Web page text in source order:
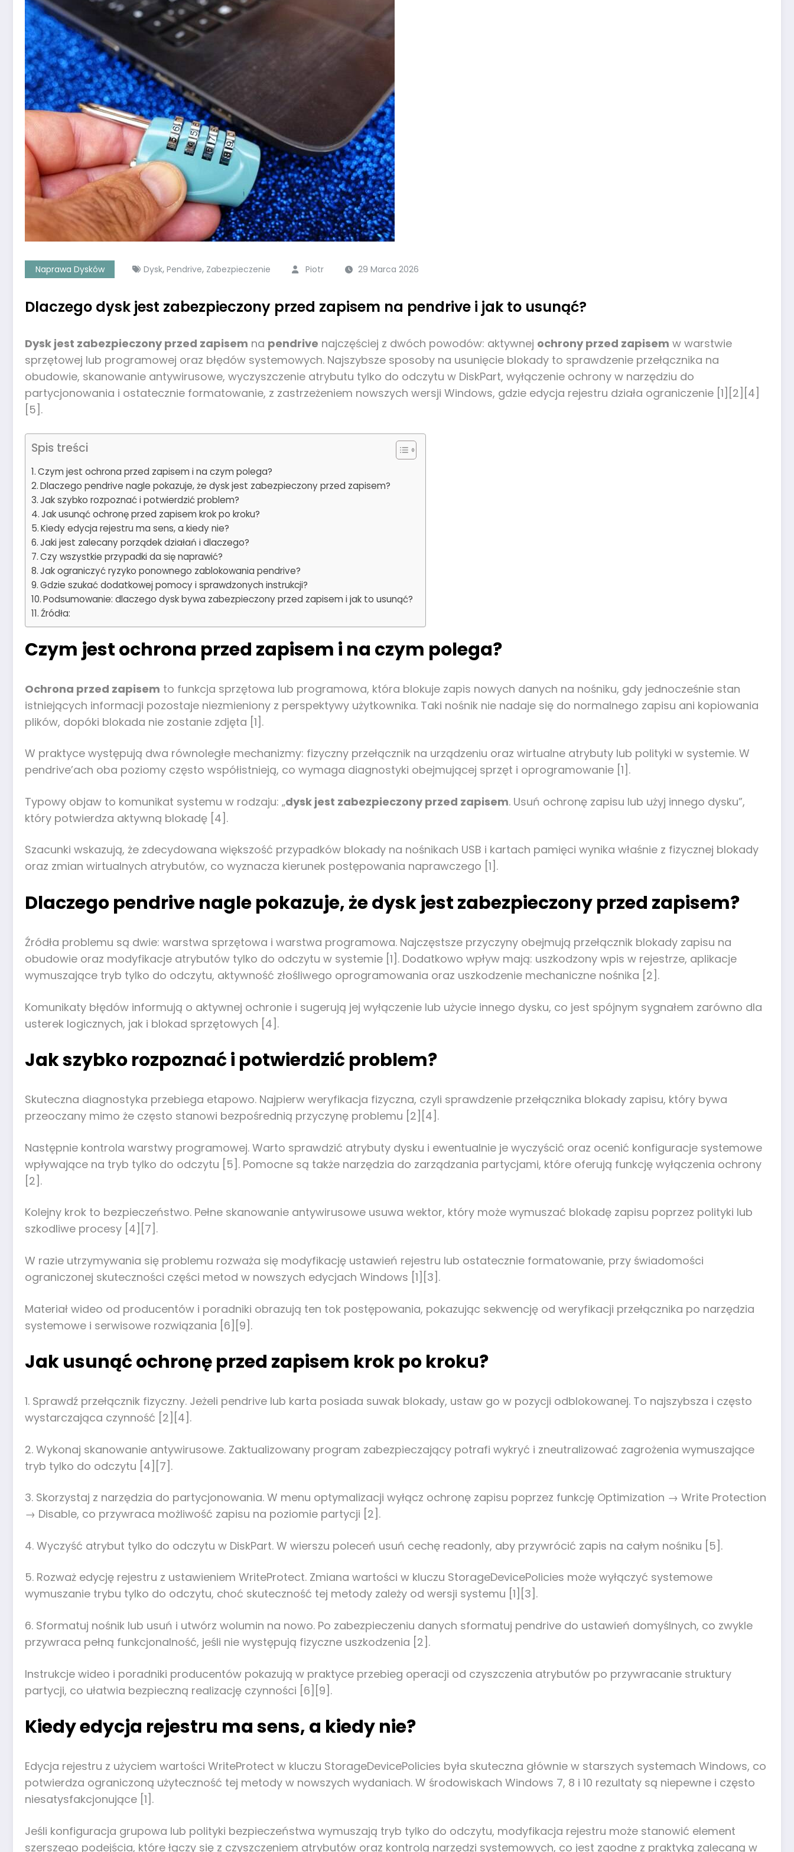
Naprawa Dysków Dysk, Pendrive, Zabezpieczenie Piotr 29 Marca 2026
Dlaczego dysk jest zabezpieczony przed zapisem na pendrive i jak to usunąć?
Dysk jest zabezpieczony przed zapisem na pendrive najczęściej z dwóch powodów: aktywnej ochrony przed zapisem w warstwie
sprzętowej lub programowej oraz błędów systemowych. Najszybsze sposoby na usunięcie blokady to sprawdzenie przełącznika na
obudowie, skanowanie antywirusowe, wyczyszczenie atrybutu tylko do odczytu w DiskPart, wyłączenie ochrony w narzędziu do
partycjonowania i ostatecznie formatowanie, z zastrzeżeniem nowszych wersji Windows, gdzie edycja rejestru działa ograniczenie [1][2][4]
[5].
Spis treści
Czym jest ochrona przed zapisem i na czym polega?
Dlaczego pendrive nagle pokazuje, że dysk jest zabezpieczony przed zapisem?
Jak szybko rozpoznać i potwierdzić problem?
Jak usunąć ochronę przed zapisem krok po kroku?
Kiedy edycja rejestru ma sens, a kiedy nie?
Jaki jest zalecany porządek działań i dlaczego?
Czy wszystkie przypadki da się naprawić?
Jak ograniczyć ryzyko ponownego zablokowania pendrive?
Gdzie szukać dodatkowej pomocy i sprawdzonych instrukcji?
Podsumowanie: dlaczego dysk bywa zabezpieczony przed zapisem i jak to usunąć?
Źródła:
Czym jest ochrona przed zapisem i na czym polega?
Ochrona przed zapisem to funkcja sprzętowa lub programowa, która blokuje zapis nowych danych na nośniku, gdy jednocześnie stan
istniejących informacji pozostaje niezmieniony z perspektywy użytkownika. Taki nośnik nie nadaje się do normalnego zapisu ani kopiowania
plików, dopóki blokada nie zostanie zdjęta [1].
W praktyce występują dwa równoległe mechanizmy: fizyczny przełącznik na urządzeniu oraz wirtualne atrybuty lub polityki w systemie. W
pendrive’ach oba poziomy często współistnieją, co wymaga diagnostyki obejmującej sprzęt i oprogramowanie [1].
Typowy objaw to komunikat systemu w rodzaju: „dysk jest zabezpieczony przed zapisem. Usuń ochronę zapisu lub użyj innego dysku”,
który potwierdza aktywną blokadę [4].
Szacunki wskazują, że zdecydowana większość przypadków blokady na nośnikach USB i kartach pamięci wynika właśnie z fizycznej blokady
oraz zmian wirtualnych atrybutów, co wyznacza kierunek postępowania naprawczego [1].
Dlaczego pendrive nagle pokazuje, że dysk jest zabezpieczony przed zapisem?
Źródła problemu są dwie: warstwa sprzętowa i warstwa programowa. Najczęstsze przyczyny obejmują przełącznik blokady zapisu na
obudowie oraz modyfikacje atrybutów tylko do odczytu w systemie [1]. Dodatkowo wpływ mają: uszkodzony wpis w rejestrze, aplikacje
wymuszające tryb tylko do odczytu, aktywność złośliwego oprogramowania oraz uszkodzenie mechaniczne nośnika [2].
Komunikaty błędów informują o aktywnej ochronie i sugerują jej wyłączenie lub użycie innego dysku, co jest spójnym sygnałem zarówno dla
usterek logicznych, jak i blokad sprzętowych [4].
Jak szybko rozpoznać i potwierdzić problem?
Skuteczna diagnostyka przebiega etapowo. Najpierw weryfikacja fizyczna, czyli sprawdzenie przełącznika blokady zapisu, który bywa
przeoczany mimo że często stanowi bezpośrednią przyczynę problemu [2][4].
Następnie kontrola warstwy programowej. Warto sprawdzić atrybuty dysku i ewentualnie je wyczyścić oraz ocenić konfiguracje systemowe
wpływające na tryb tylko do odczytu [5]. Pomocne są także narzędzia do zarządzania partycjami, które oferują funkcję wyłączenia ochrony
[2].
Kolejny krok to bezpieczeństwo. Pełne skanowanie antywirusowe usuwa wektor, który może wymuszać blokadę zapisu poprzez polityki lub
szkodliwe procesy [4][7].
W razie utrzymywania się problemu rozważa się modyfikację ustawień rejestru lub ostatecznie formatowanie, przy świadomości
ograniczonej skuteczności części metod w nowszych edycjach Windows [1][3].
Materiał wideo od producentów i poradniki obrazują ten tok postępowania, pokazując sekwencję od weryfikacji przełącznika po narzędzia
systemowe i serwisowe rozwiązania [6][9].
Jak usunąć ochronę przed zapisem krok po kroku?
1. Sprawdź przełącznik fizyczny. Jeżeli pendrive lub karta posiada suwak blokady, ustaw go w pozycji odblokowanej. To najszybsza i często
wystarczająca czynność [2][4].
2. Wykonaj skanowanie antywirusowe. Zaktualizowany program zabezpieczający potrafi wykryć i zneutralizować zagrożenia wymuszające
tryb tylko do odczytu [4][7].
3. Skorzystaj z narzędzia do partycjonowania. W menu optymalizacji wyłącz ochronę zapisu poprzez funkcję Optimization → Write Protection
→ Disable, co przywraca możliwość zapisu na poziomie partycji [2].
4. Wyczyść atrybut tylko do odczytu w DiskPart. W wierszu poleceń usuń cechę readonly, aby przywrócić zapis na całym nośniku [5].
5. Rozważ edycję rejestru z ustawieniem WriteProtect. Zmiana wartości w kluczu StorageDevicePolicies może wyłączyć systemowe
wymuszanie trybu tylko do odczytu, choć skuteczność tej metody zależy od wersji systemu [1][3].
6. Sformatuj nośnik lub usuń i utwórz wolumin na nowo. Po zabezpieczeniu danych sformatuj pendrive do ustawień domyślnych, co zwykle
przywraca pełną funkcjonalność, jeśli nie występują fizyczne uszkodzenia [2].
Instrukcje wideo i poradniki producentów pokazują w praktyce przebieg operacji od czyszczenia atrybutów po przywracanie struktury
partycji, co ułatwia bezpieczną realizację czynności [6][9].
Kiedy edycja rejestru ma sens, a kiedy nie?
Edycja rejestru z użyciem wartości WriteProtect w kluczu StorageDevicePolicies była skuteczna głównie w starszych systemach Windows, co
potwierdza ograniczoną użyteczność tej metody w nowszych wydaniach. W środowiskach Windows 7, 8 i 10 rezultaty są niepewne i często
niesatysfakcjonujące [1].
Jeśli konfiguracja grupowa lub polityki bezpieczeństwa wymuszają tryb tylko do odczytu, modyfikacja rejestru może stanowić element
szerszego podejścia, które łączy się z czyszczeniem atrybutów oraz kontrolą narzędzi systemowych, co jest zgodne z praktyką zalecaną w